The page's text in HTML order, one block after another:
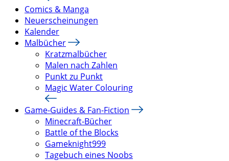
Comics & Manga
Neuerscheinungen
Kalender
Malbücher
Kratzmalbücher
Malen nach Zahlen
Punkt zu Punkt
Magic Water Colouring
Game-Guides & Fan-Fiction
Minecraft-Bücher
Battle of the Blocks
Gameknight999
Tagebuch eines Noobs